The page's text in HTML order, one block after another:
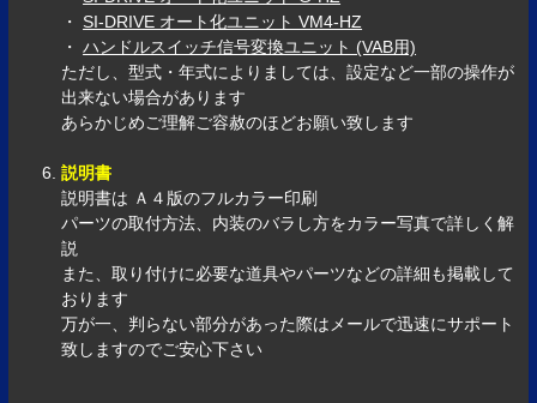
・SI-DRIVE オート化ユニット VM4-HZ
・ハンドルスイッチ信号変換ユニット (VAB用)
ただし、型式・年式によりましては、設定など一部の操作が
出来ない場合があります
あらかじめご理解ご容赦のほどお願い致します
説明書
説明書は Ａ４版のフルカラー印刷
パーツの取付方法、内装のバラし方をカラー写真で詳しく解
説
また、取り付けに必要な道具やパーツなどの詳細も掲載して
おります
万が一、判らない部分があった際はメールで迅速にサポート
致しますのでご安心下さい